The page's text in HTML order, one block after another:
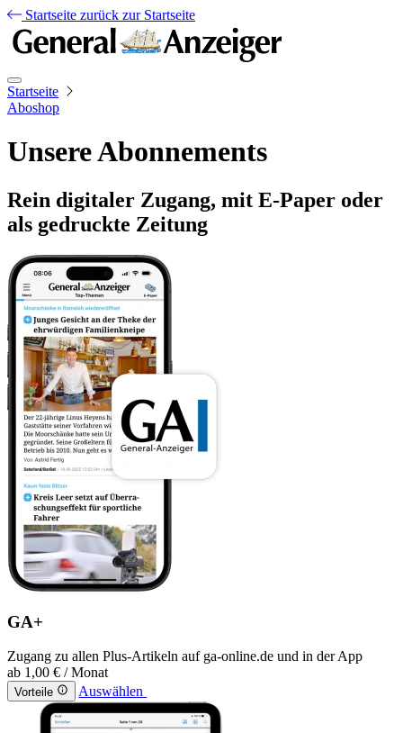
Startseite zurück zur Startseite
Startseite
Aboshop
Unsere Abonnements
Rein digitaler Zugang, mit E-Paper oder
als gedruckte Zeitung
GA+
Zugang zu allen Plus-Artikeln auf ga-online.de und in der App
ab 1,00 € / Monat
Vorteile Auswählen